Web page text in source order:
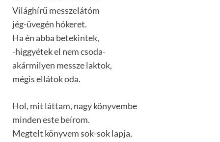
Világhírű messzelátóm
jég-üvegén hókeret.
Ha én abba betekintek,
-higgyétek el nem csoda-
akármilyen messze laktok,
mégis ellátok oda.
Hol, mit láttam, nagy könyvembe
minden este beírom.
Megtelt könyvem sok-sok lapja,